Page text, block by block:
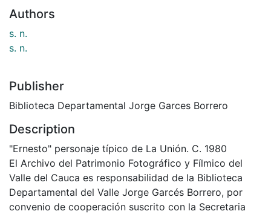
Authors
s. n.
s. n.
Publisher
Biblioteca Departamental Jorge Garces Borrero
Description
"Ernesto" personaje típico de La Unión. C. 1980
El Archivo del Patrimonio Fotográfico y Fílmico del
Valle del Cauca es responsabilidad de la Biblioteca
Departamental del Valle Jorge Garcés Borrero, por
convenio de cooperación suscrito con la Secretaria